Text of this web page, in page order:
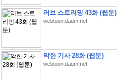
러브 스트리밍 43화 (웹툰)
webtoon.daum.net
악한 기사 28화 (웹툰)
webtoon.daum.net